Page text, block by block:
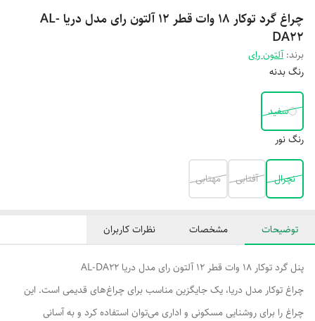
چراغ گرد توکار 18 وات قطر 12 آلتون رای مدل دریا AL-
DA22
برند: آلتون رای
رنگ بدنه
سفید
رنگ نور
نچرال آفتابی مهتابی
توضیحات مشخصات نظرات کاربران
پنل گرد توکار 18 وات قطر 12 آلتون رای مدل دریا AL-DA22
چراغ توکار مدل دریا، یک جایگزین مناسب برای چراغ‌های قدیمی است. این
چراغ را برای روشنایی مسکونی و اداری می‌توان استفاده کرد و به آسانی